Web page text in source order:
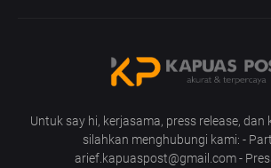
Untuk say hi, kerjasama, press release,
silahkan menghubungi kami: -
arief.kapuaspost@gmail.com -